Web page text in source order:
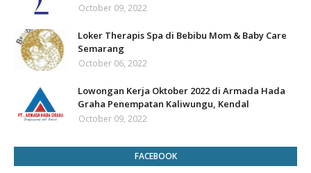
October 09, 2022
Loker Therapis Spa di Bebibu Mom & Baby Care
Semarang
October 06, 2022
Lowongan Kerja Oktober 2022 di Armada Hada
Graha Penempatan Kaliwungu, Kendal
October 09, 2022
FACEBOOK